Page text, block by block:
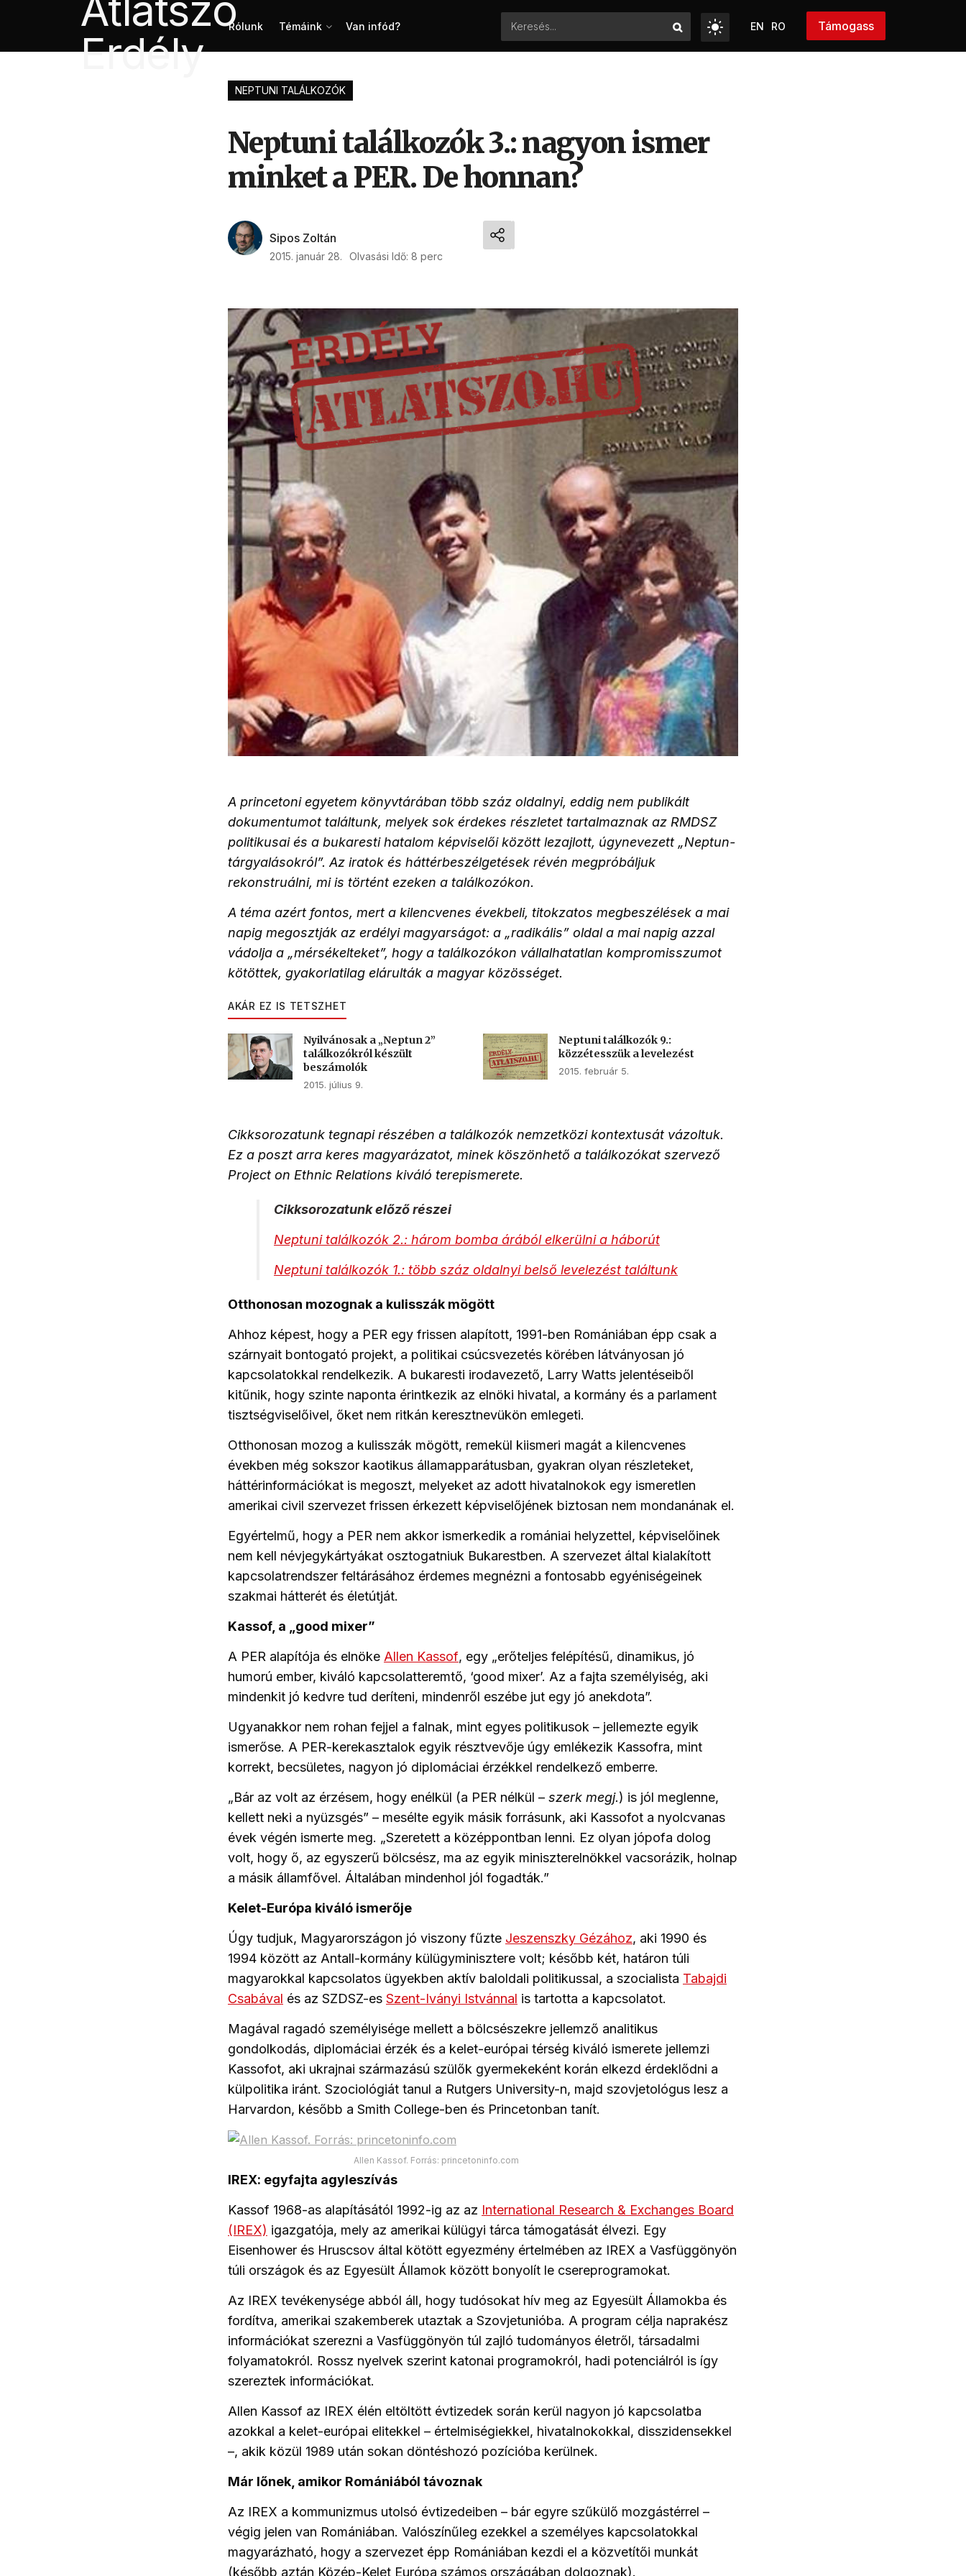
Rólunk Témáink Van infód? EN RO Támogass
NEPTUNI TALÁLKOZÓK
Neptuni találkozók 3.: nagyon ismer
minket a PER. De honnan?
Sipos Zoltán
2015. január 28. Olvasási Idő: 8 perc
A princetoni egyetem könyvtárában több száz oldalnyi, eddig nem publikált
dokumentumot találtunk, melyek sok érdekes részletet tartalmaznak az RMDSZ
politikusai és a bukaresti hatalom képviselői között lezajlott, úgynevezett „Neptun-
tárgyalásokról”. Az iratok és háttérbeszélgetések révén megpróbáljuk
rekonstruálni, mi is történt ezeken a találkozókon.
A téma azért fontos, mert a kilencvenes évekbeli, titokzatos megbeszélések a mai
napig megosztják az erdélyi magyarságot: a „radikális” oldal a mai napig azzal
vádolja a „mérsékelteket”, hogy a találkozókon vállalhatatlan kompromisszumot
kötöttek, gyakorlatilag elárulták a magyar közösséget.
AKÁR EZ IS TETSZHET
Nyilvánosak a „Neptun 2”
találkozókról készült
beszámolók
2015. július 9.
Neptuni találkozók 9.:
közzétesszük a levelezést
2015. február 5.
Cikksorozatunk tegnapi részében a találkozók nemzetközi kontextusát vázoltuk.
Ez a poszt arra keres magyarázatot, minek köszönhető a találkozókat szervező
Project on Ethnic Relations kiváló terepismerete.
Cikksorozatunk előző részei
Neptuni találkozók 2.: három bomba árából elkerülni a háborút
Neptuni találkozók 1.: több száz oldalnyi belső levelezést találtunk
Otthonosan mozognak a kulisszák mögött
Ahhoz képest, hogy a PER egy frissen alapított, 1991-ben Romániában épp csak a
szárnyait bontogató projekt, a politikai csúcsvezetés körében látványosan jó
kapcsolatokkal rendelkezik. A bukaresti irodavezető, Larry Watts jelentéseiből
kitűnik, hogy szinte naponta érintkezik az elnöki hivatal, a kormány és a parlament
tisztségviselőivel, őket nem ritkán keresztnevükön emlegeti.
Otthonosan mozog a kulisszák mögött, remekül kiismeri magát a kilencvenes
években még sokszor kaotikus államapparátusban, gyakran olyan részleteket,
háttérinformációkat is megoszt, melyeket az adott hivatalnokok egy ismeretlen
amerikai civil szervezet frissen érkezett képviselőjének biztosan nem mondanának el.
Egyértelmű, hogy a PER nem akkor ismerkedik a romániai helyzettel, képviselőinek
nem kell névjegykártyákat osztogatniuk Bukarestben. A szervezet által kialakított
kapcsolatrendszer feltárásához érdemes megnézni a fontosabb egyéniségeinek
szakmai hátterét és életútját.
Kassof, a „good mixer”
A PER alapítója és elnöke Allen Kassof, egy „erőteljes felépítésű, dinamikus, jó
humorú ember, kiváló kapcsolatteremtő, ‘good mixer’. Az a fajta személyiség, aki
mindenkit jó kedvre tud deríteni, mindenről eszébe jut egy jó anekdota”.
Ugyanakkor nem rohan fejjel a falnak, mint egyes politikusok – jellemezte egyik
ismerőse. A PER-kerekasztalok egyik résztvevője úgy emlékezik Kassofra, mint
korrekt, becsületes, nagyon jó diplomáciai érzékkel rendelkező emberre.
„Bár az volt az érzésem, hogy enélkül (a PER nélkül – szerk megj.) is jól meglenne,
kellett neki a nyüzsgés” – mesélte egyik másik forrásunk, aki Kassofot a nyolcvanas
évek végén ismerte meg. „Szeretett a középpontban lenni. Ez olyan jópofa dolog
volt, hogy ő, az egyszerű bölcsész, ma az egyik miniszterelnökkel vacsorázik, holnap
a másik államfővel. Általában mindenhol jól fogadták.”
Kelet-Európa kiváló ismerője
Úgy tudjuk, Magyarországon jó viszony fűzte Jeszenszky Gézához, aki 1990 és
1994 között az Antall-kormány külügyminisztere volt; később két, határon túli
magyarokkal kapcsolatos ügyekben aktív baloldali politikussal, a szocialista Tabajdi
Csabával és az SZDSZ-es Szent-Iványi Istvánnal is tartotta a kapcsolatot.
Magával ragadó személyisége mellett a bölcsészekre jellemző analitikus
gondolkodás, diplomáciai érzék és a kelet-európai térség kiváló ismerete jellemzi
Kassofot, aki ukrajnai származású szülők gyermekeként korán elkezd érdeklődni a
külpolitika iránt. Szociológiát tanul a Rutgers University-n, majd szovjetológus lesz a
Harvardon, később a Smith College-ben és Princetonban tanít.
Allen Kassof. Forrás: princetoninfo.com
IREX: egyfajta agyleszívás
Kassof 1968-as alapításától 1992-ig az az International Research & Exchanges Board
(IREX) igazgatója, mely az amerikai külügyi tárca támogatását élvezi. Egy
Eisenhower és Hruscsov által kötött egyezmény értelmében az IREX a Vasfüggönyön
túli országok és az Egyesült Államok között bonyolít le csereprogramokat.
Az IREX tevékenysége abból áll, hogy tudósokat hív meg az Egyesült Államokba és
fordítva, amerikai szakemberek utaztak a Szovjetunióba. A program célja naprakész
információkat szerezni a Vasfüggönyön túl zajló tudományos életről, társadalmi
folyamatokról. Rossz nyelvek szerint katonai programokról, hadi potenciálról is így
szereztek információkat.
Allen Kassof az IREX élén eltöltött évtizedek során kerül nagyon jó kapcsolatba
azokkal a kelet-európai elitekkel – értelmiségiekkel, hivatalnokokkal, disszidensekkel
–, akik közül 1989 után sokan döntéshozó pozícióba kerülnek.
Már lőnek, amikor Romániából távoznak
Az IREX a kommunizmus utolsó évtizedeiben – bár egyre szűkülő mozgástérrel –
végig jelen van Romániában. Valószínűleg ezekkel a személyes kapcsolatokkal
magyarázható, hogy a szervezet épp Romániában kezdi el a közvetítői munkát
(később aztán Közép-Kelet Európa számos országában dolgoznak).